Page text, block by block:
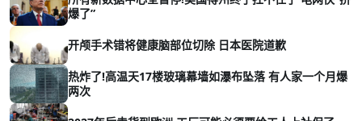
爆了”
开颅手术错将健康脑部位切除 日本医院道歉
热炸了!高温天17楼玻璃幕墙如瀑布坠落 有人家一个月爆
两次